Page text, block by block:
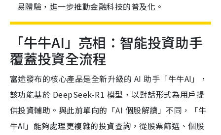
易體驗，進一步推動金融科技的普及化。
「牛牛AI」亮相：智能投資助手
覆蓋投資全流程
富途發布的核心產品是全新升級的 AI 助手「牛牛AI」，
該功能基於 DeepSeek-R1 模型，以對話形式為用戶提
供投資輔助。與此前單向的「AI 個股解讀」不同，「牛
牛AI」能夠處理更複雜的投資查詢，從股票篩選、個股